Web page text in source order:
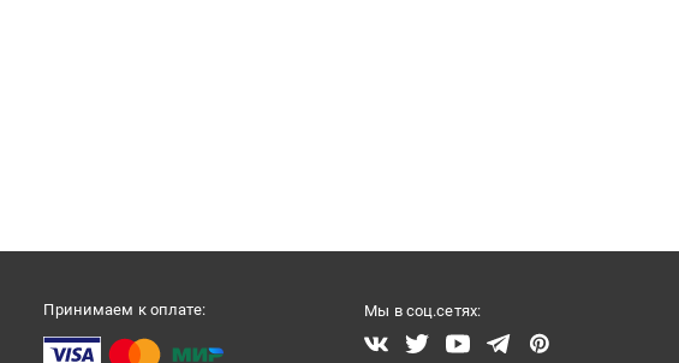
Принимаем к оплате: Мы в соц.сетях: